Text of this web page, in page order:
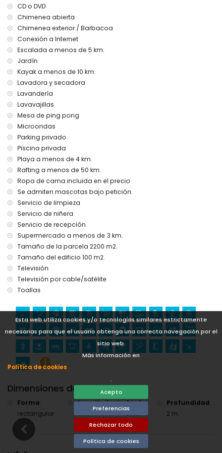
Esta web utiliza cookies y/o tecnologías similares estrictamente
necesarias para que el usuario obtenga una correcta navegación por el
sitio web.
Más información en
Política de cookies
.
Acepto
Preferencias
Rechazar todo
Política de cookies
Entretenimiento y actividades de ocio para sus vacaciones en
Jávea, Alicante
discoteca, club nocturno, bar y paseo (Javea) (a menos
de 5 kilómetros de la villa)
Actividades deportivas
tenis, golf (Club de Golf Javea) y escalada (a menos de 5
kilómetros de la villa)
equitación, kayaking y pesca (a menos de 10 kilómetros de
la villa)
rafting (a menos de 50 kilómetros de la villa)
CD o DVD
Chimenea abierta
Chimenea exterior / Barbacoa
Conexión a Internet
Escalada a menos de 5 km.
Jardín
Kayak a menos de 10 km.
Lavadora y secadora
Lavandería
Lavavajillas
Mesa de ping pong
Microondas
Parking privado
Piscina privada
Playa a menos de 4 km.
Rafting a menos de 50 km.
Ropa de cama incluida en el precio
Se admiten mascotas bajo petición.
Servicio de limpieza
Servicio de niñera
Servicio de recepción
Supermercado a menos de 3 km.
Tamaño de la parcela 2200 m2.
Tamaño del edificio 100 m2.
Televisión
Televisión por cable/satélite
Toallas
Dimensiones de la Piscina
Forma:
rectangular
Longitud:
11 m.
Ancho:
6 m.
Profundidad:
2 m.